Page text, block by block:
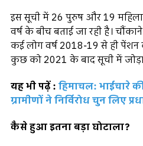
इस सूची में 26 पुरुष और 19
वर्ष के बीच बताई जा रही है।
कई लोग वर्ष 2018-19 से ही
कुछ को 2021 के बाद सूची में
यह भी पढ़ें : हिमाचल: भाईचारे
ग्रामीणों ने निर्विरोध चुन लिए
कैसे हुआ इतना बड़ा घोटाला?